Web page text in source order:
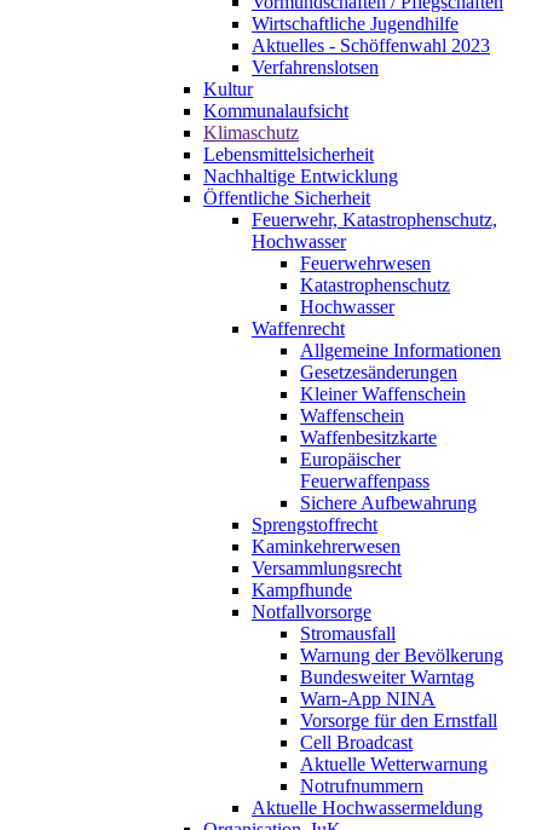
Wirtschaftliche Jugendhilfe
Aktuelles - Schöffenwahl 2023
Verfahrenslotsen
Kultur
Kommunalaufsicht
Klimaschutz
Lebensmittelsicherheit
Nachhaltige Entwicklung
Öffentliche Sicherheit
Feuerwehr, Katastrophenschutz,
Hochwasser
Feuerwehrwesen
Katastrophenschutz
Hochwasser
Waffenrecht
Allgemeine Informationen
Gesetzesänderungen
Kleiner Waffenschein
Waffenschein
Waffenbesitzkarte
Europäischer
Feuerwaffenpass
Sichere Aufbewahrung
Sprengstoffrecht
Kaminkehrerwesen
Versammlungsrecht
Kampfhunde
Notfallvorsorge
Stromausfall
Warnung der Bevölkerung
Bundesweiter Warntag
Warn-App NINA
Vorsorge für den Ernstfall
Cell Broadcast
Aktuelle Wetterwarnung
Notrufnummern
Aktuelle Hochwassermeldung